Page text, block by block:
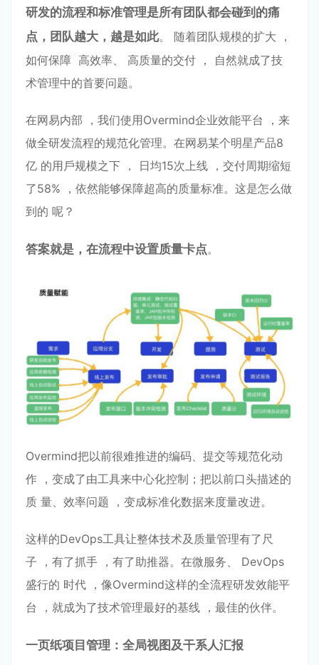
研发的流程和标准管理是所有团队都会碰到的痛
点 ， 团队越⼤ ，越是如此。 随着团队规模的扩⼤ ，
如何保障 ⾼效率、 ⾼质量的交付 ， ⾃然就成了技
术管理中的⾸要问题。
在⽹易内部 ，我们使⽤Overmind企业效能平台 ，来
做全研发流程的规范化管理。在⽹易某个明星产品8
亿 的⽤⼾规模之下 ， ⽇均15次上线 ，交付周期缩短
了58% ，依然能够保障超⾼的质量标准。这是怎么做
到的 呢？
答案就是 ，在流程中设置质量卡点。
Overmind把以前很难推进的编码、提交等规范化动
作 ，变成了由⼯具来中⼼化控制；把以前⼝头描述的
质 量、效率问题 ，变成标准化数据来度量改进。
这样的DevOps⼯具让整体技术及质量管理有了尺
⼦ ，有了抓⼿ ，有了助推器。在微服务、 DevOps
盛⾏的 时代 ，像Overmind这样的全流程研发效能平
台 ，就成为了技术管理最好的基线 ，最佳的伙伴。
⼀⻚纸项⽬管理：全局视图及⼲系⼈汇报